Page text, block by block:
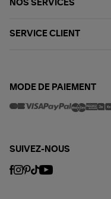
NOS SERVICES
SERVICE CLIENT
MODE DE PAIEMENT
SUIVEZ-NOUS